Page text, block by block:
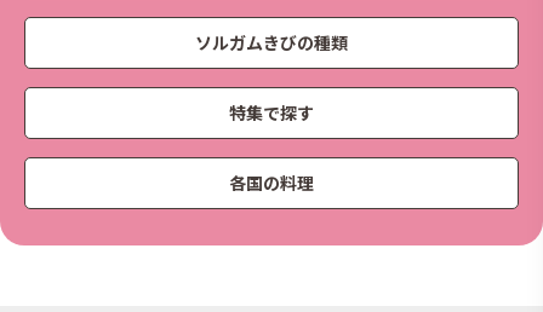
ソルガムきびの種類
特集で探す
各国の料理